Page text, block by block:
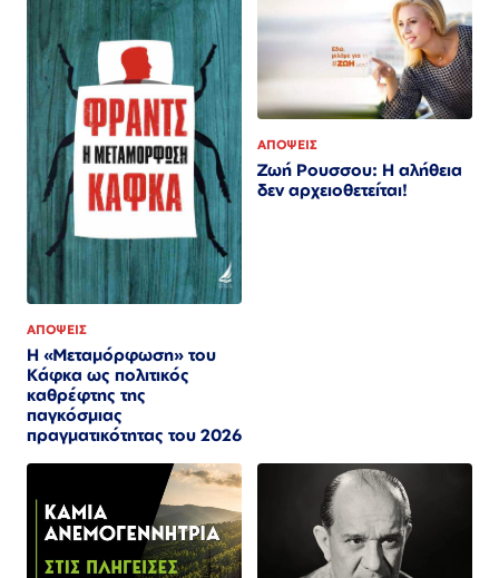
ΑΠΟΨΕΙΣ
Η «Μεταμόρφωση» του
Κάφκα ως πολιτικός
καθρέφτης της
παγκόσμιας
πραγματικότητας του 2026
ΑΠΟΨΕΙΣ
Ζωή Ρουσσου: Η αλήθεια
δεν αρχειοθετείται!